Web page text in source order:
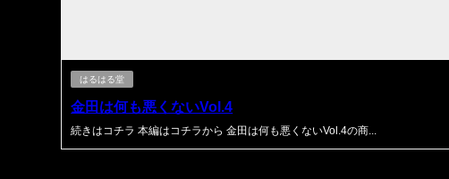
はるはる堂
金田は何も悪くないVol.4
続きはコチラ 本編はコチラから 金田は何も悪くないVol.4の商...